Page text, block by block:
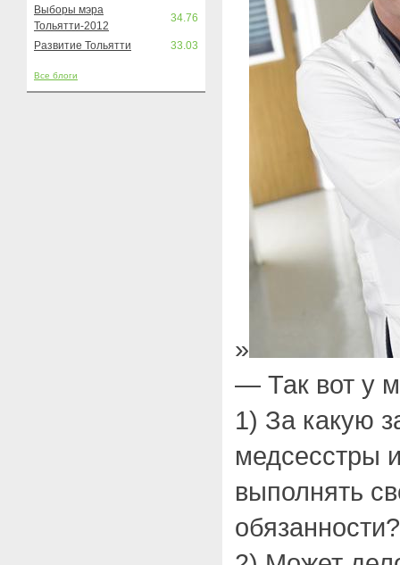
Выборы мэра
Тольятти-2012
34.76
Развитие Тольятти 33.03
Все блоги
»
— Так вот у
1) За какую
медсесстры
выполнять
обязанности?